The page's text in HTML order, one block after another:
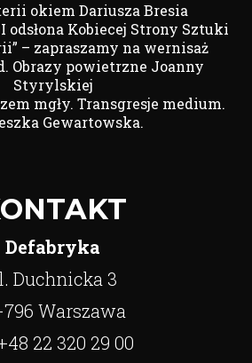
okiem Dariusza Bresia
odsłona Kobiecej Strony Sztuki
– zapraszamy na wernisaż
Obrazy powietrzne Joanny
Styrylskiej
mgły. Transgresje medium.
Gewartowska.
Defabryka
Duchnicka 3
796 Warszawa
22 320 29 00